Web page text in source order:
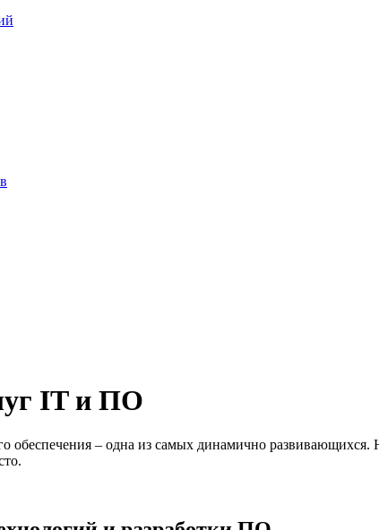
IT и ПО
обеспечения – одна из самых динамично